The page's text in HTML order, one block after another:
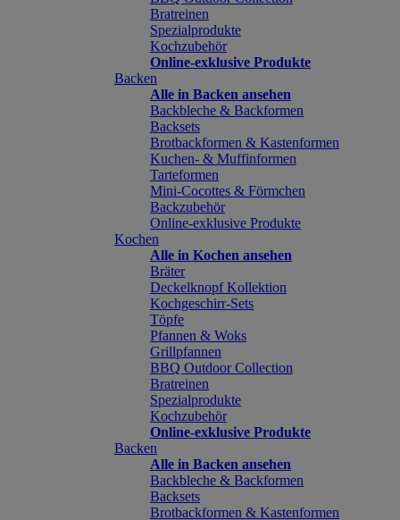
Bratreinen
Spezialprodukte
Kochzubehör
Online-exklusive Produkte
Backen
Alle in Backen ansehen
Backbleche & Backformen
Backsets
Brotbackformen & Kastenformen
Kuchen- & Muffinformen
Tarteformen
Mini-Cocottes & Förmchen
Backzubehör
Online-exklusive Produkte
Kochen
Alle in Kochen ansehen
Bräter
Deckelknopf Kollektion
Kochgeschirr-Sets
Töpfe
Pfannen & Woks
Grillpfannen
BBQ Outdoor Collection
Bratreinen
Spezialprodukte
Kochzubehör
Online-exklusive Produkte
Backen
Alle in Backen ansehen
Backbleche & Backformen
Backsets
Brotbackformen & Kastenformen